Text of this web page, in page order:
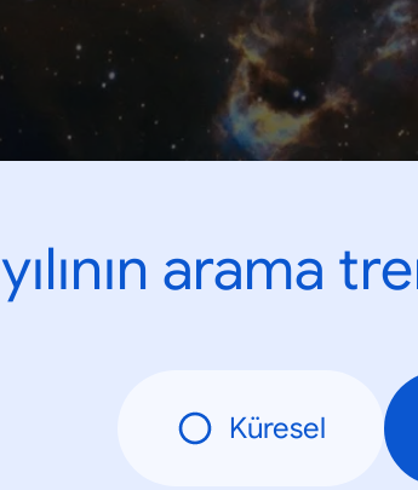
yılının arama
Küresel